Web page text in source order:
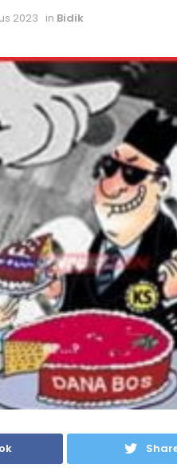
2023 in Bidik